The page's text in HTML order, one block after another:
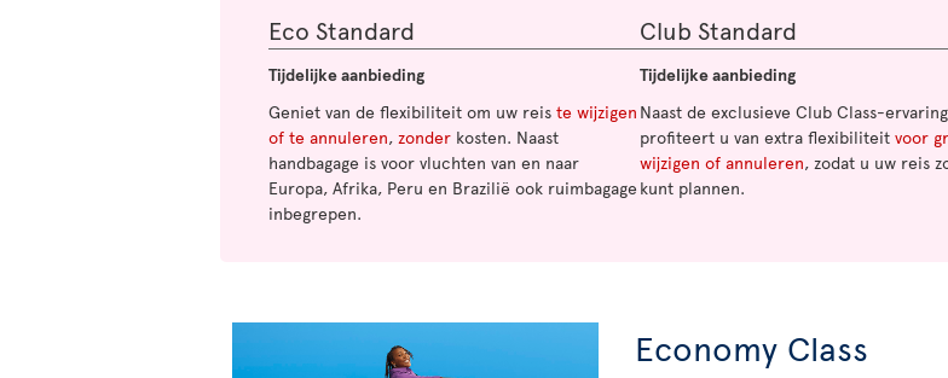
Eco Standard
Tijdelijke aanbieding
Geniet van de flexibiliteit om uw reis te wijzigen
of te annuleren, zonder kosten. Naast
handbagage is voor vluchten van en naar
Europa, Afrika, Peru en Brazilië ook ruimbagage
inbegrepen.
Club Standard
Tijdelijke aanbieding
Naast de exclusieve Club Class-ervaring
profiteert u van extra flexibiliteit voor
wijzigen of annuleren, zodat u uw reis
kunt plannen.
Economy Class